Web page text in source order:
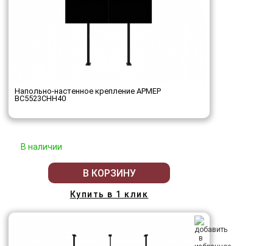
Напольно-настенное крепление АРМЕР
ВС5523СНН40
В наличии
В КОРЗИНУ
Купить в 1 клик